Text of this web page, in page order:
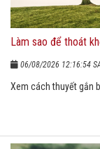
Làm sao để thoát
06/08/2026 12:16:54
Xem cách thuyết gắn